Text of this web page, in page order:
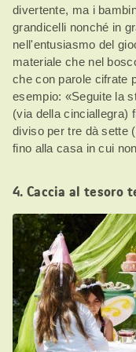
divertente, ma i
grandicelli nonché in
nell'entusiasmo del
materiale che nel
che con parole cifrate
esempio: «Seguite la
(via della cinciallegra)
diviso per tre dà sette
fino alla casa in cui
4. Caccia al tesoro